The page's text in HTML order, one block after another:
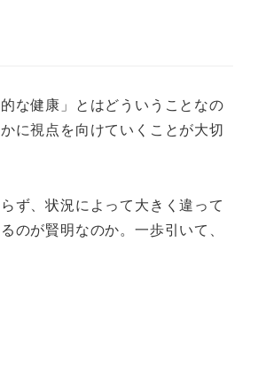
な健康」とはどういうことなの
に視点を向けていくことが大切
ず、状況によって大きく違って
が賢明なのか。一歩引いて、